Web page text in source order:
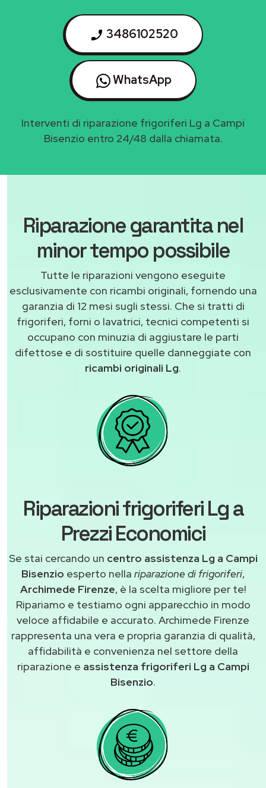
3486102520
WhatsApp
Interventi di riparazione frigoriferi Lg a Campi
Bisenzio entro 24/48 dalla chiamata.
Riparazione garantita nel
minor tempo possibile
Tutte le riparazioni vengono eseguite
esclusivamente con ricambi originali, fornendo una
garanzia di 12 mesi sugli stessi. Che si tratti di
frigoriferi, forni o lavatrici, tecnici competenti si
occupano con minuzia di aggiustare le parti
difettose e di sostituire quelle danneggiate con
ricambi originali Lg.
Riparazioni frigoriferi Lg a
Prezzi Economici
Se stai cercando un centro assistenza Lg a Campi
Bisenzio esperto nella riparazione di frigoriferi,
Archimede Firenze, è la scelta migliore per te!
Ripariamo e testiamo ogni apparecchio in modo
veloce affidabile e accurato. Archimede Firenze
rappresenta una vera e propria garanzia di qualità,
affidabilità e convenienza nel settore della
riparazione e assistenza frigoriferi Lg a Campi
Bisenzio.